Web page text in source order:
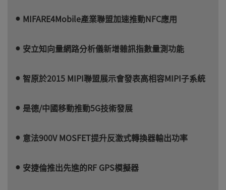
MIFARE4Mobile產業聯盟加速推動NFC應用
安立知向量網路分析儀新增雜訊指數量測功能
智原於2015 MIPI聯盟展示會發表高相容MIPI子系統
是德/中國移動推動5G技術發展
意法900V MOSFET提升反激式轉換器輸出功率
安捷倫推出先進的RF GPS模擬器